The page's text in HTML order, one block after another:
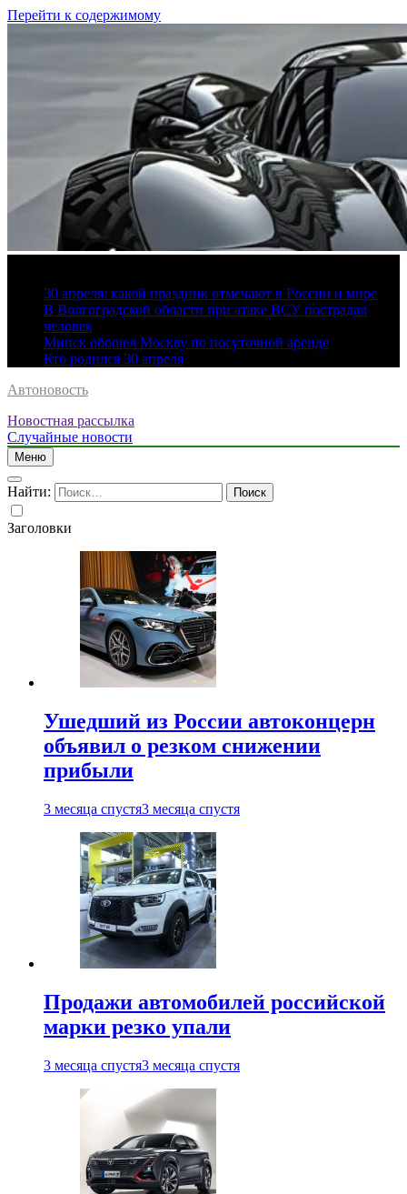
Перейти к содержимому
30 апреля: какой праздник отмечают в России и мире
В Волгоградской области при атаке ВСУ пострадал
человек
Минск обошел Москву по посуточной аренде
Кто родился 30 апреля
Автоновость
Новостная рассылка
Случайные новости
Меню
Найти:
Заголовки
Ушедший из России автоконцерн
объявил о резком снижении
прибыли
3 месяца спустя3 месяца спустя
Продажи автомобилей российской
марки резко упали
3 месяца спустя3 месяца спустя